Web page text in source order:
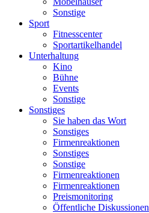
Sonstige
Sport
Fitnesscenter
Sportartikelhandel
Unterhaltung
Kino
Bühne
Events
Sonstige
Sonstiges
Sie haben das Wort
Sonstiges
Firmenreaktionen
Sonstiges
Sonstige
Firmenreaktionen
Firmenreaktionen
Preismonitoring
Öffentliche Diskussionen